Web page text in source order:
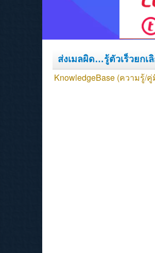
ส่งเมลผิด…รู้ตัวเร็วยกเ
KnowledgeBase (ความรู้/